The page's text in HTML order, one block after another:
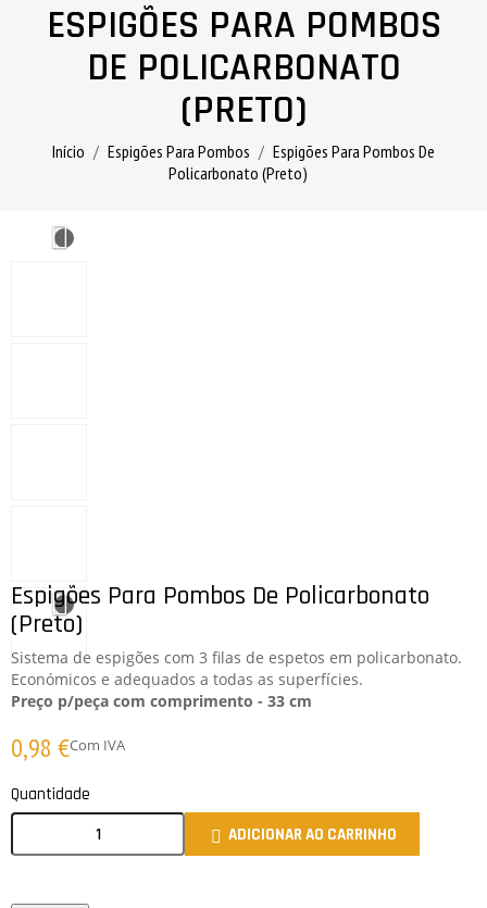
ESPIGÕES PARA POMBOS
DE POLICARBONATO
(PRETO)
Início Espigões Para Pombos
Espigões Para Pombos De
Policarbonato (preto)
Espigões Para Pombos De Policarbonato
(preto)
Sistema de espigões com 3 filas de espetos em policarbonato.
Económicos e adequados a todas as superfícies.
Preço p/peça com comprimento - 33 cm
0,98 €Com IVA
Quantidade
 ADICIONAR AO CARRINHO